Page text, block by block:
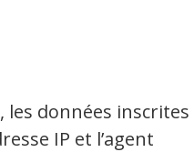
données inscrites
IP et l’agent